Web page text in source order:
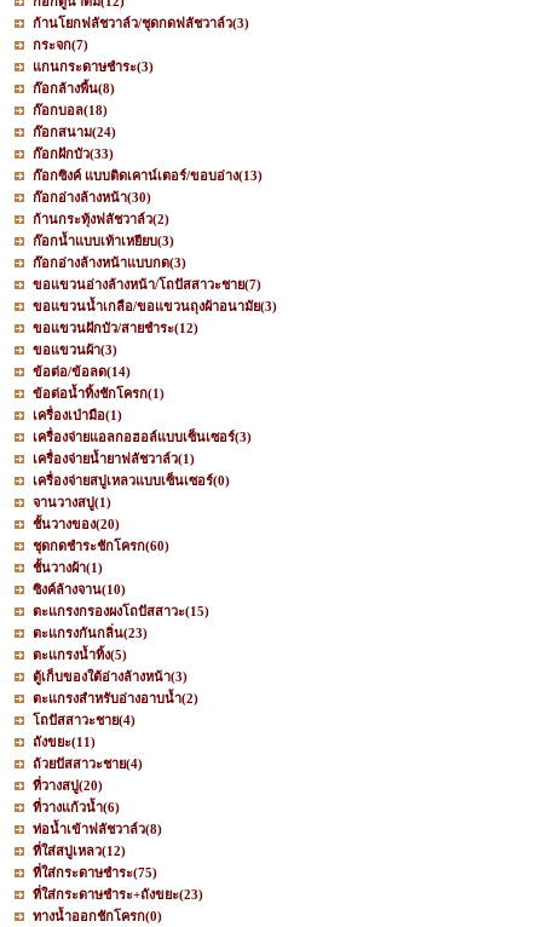
ก้านโยกฟลัชวาล์ว/ชุดกดฟลัชวาล์ว(3)
กระจก(7)
แกนกระดาษชำระ(3)
ก๊อกล้างพื้น(8)
ก๊อกบอล(18)
ก๊อกสนาม(24)
ก๊อกฝักบัว(33)
ก๊อกซิงค์ แบบติดเคาน์เตอร์/ขอบอ่าง(13)
ก๊อกอ่างล้างหน้า(30)
ก้านกระทุ้งฟลัชวาล์ว(2)
ก๊อกน้ำแบบเท้าเหยียบ(3)
ก๊อกอ่างล้างหน้าแบบกด(3)
ขอแขวนอ่างล้างหน้า/โถปัสสาวะชาย(7)
ขอแขวนน้ำเกลือ/ขอแขวนถุงผ้าอนามัย(3)
ขอแขวนฝักบัว/สายชำระ(12)
ขอแขวนผ้า(3)
ข้อต่อ/ข้อลด(14)
ข้อต่อน้ำทิ้งชักโครก(1)
เครื่องเป่ามือ(1)
เครื่องจ่ายแอลกอฮอล์แบบเซ็นเซอร์(3)
เครื่องจ่ายน้ำยาฟลัชวาล์ว(1)
เครื่องจ่ายสบู่เหลวแบบเซ็นเซอร์(0)
จานวางสบู่(1)
ชั้นวางของ(20)
ชุดกดชำระชักโครก(60)
ชั้นวางผ้า(1)
ซิงค์ล้างจาน(10)
ตะแกรงกรองผงโถปัสสาวะ(15)
ตะแกรงกันกลิ่น(23)
ตะแกรงน้ำทิ้ง(5)
ตู้เก็บของใต้อ่างล้างหน้า(3)
ตะแกรงสำหรับอ่างอาบน้ำ(2)
โถปัสสาวะชาย(4)
ถังขยะ(11)
ถ้วยปัสสาวะชาย(4)
ที่วางสบู่(20)
ที่วางแก้วน้ำ(6)
ท่อน้ำเข้าฟลัชวาล์ว(8)
ที่ใส่สบู่เหลว(12)
ที่ใส่กระดาษชำระ(75)
ที่ใส่กระดาษชำระ+ถังขยะ(23)
ทางน้ำออกชักโครก(0)